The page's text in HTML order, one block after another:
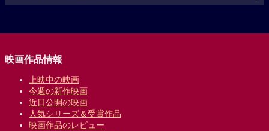
映画作品情報
上映中の映画
今週の新作映画
近日公開の映画
人気シリーズ＆受賞作品
映画作品のレビュー